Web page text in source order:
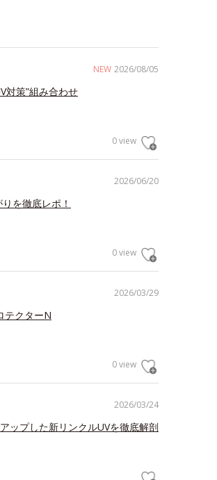
NEW 2026/08/05
対策”組み合わせ
0 view
2026/06/20
を徹底レポ！
0 view
2026/03/29
テクターN
0 view
2026/03/24
ップした新リンクルUVを徹底解剖